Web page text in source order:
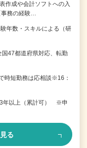
作成や会計ソフトへの⼊
事務の経験…
年数・スキルによる（研
47都道府県対応、転勤
時短勤務は応相談※16：
3年以上（累計可） ※申
る